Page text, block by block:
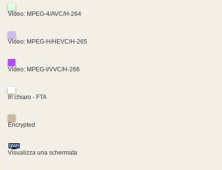
Video: MPEG-4/AVC/H-264
Video: MPEG-H/HEVC/H-265
Video: MPEG-I/VVC/H-266
In chiaro - FTA
Encrypted
Visualizza una schermata